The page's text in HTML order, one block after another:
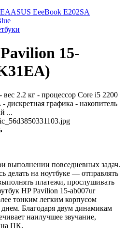
ASUS EeeBook E202SA
15-
2.2 кг - процессор Core i5 2200
графика - накопитель
...
выполнении повседневных задач.
делать на ноутбуке — отправлять
платежи, прослушивать
HP Pavilion 15-ab007ur
тонким легким корпусом
днем. Благодаря двум динамикам
наилучшее звучание,
на ПК.